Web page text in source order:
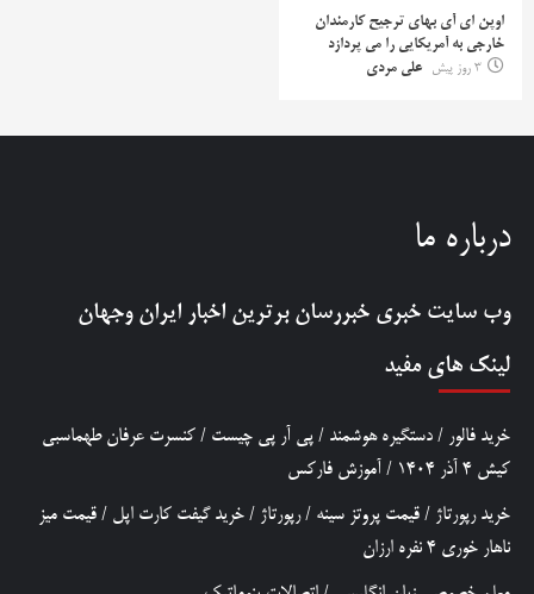
اوپن ای آی بهای ترجیح کارمندان
خارجی به آمریکایی را می پردازد
3 روز پیش
علی مردی
درباره ما
وب سایت خبری خبررسان برترین اخبار ایران وجهان
لینک های مفید
خرید فالور / دستگیره هوشمند / پی آر پی چیست / کنسرت عرفان طهماسبی
کیش 4 آذر 1404
/ آموزش فارکس
خرید رپورتاژ / قیمت پروتز سینه /رپورتاژ / خرید گیفت کارت اپل / قیمت میز
ناهار خوری 4 نفره ارزان